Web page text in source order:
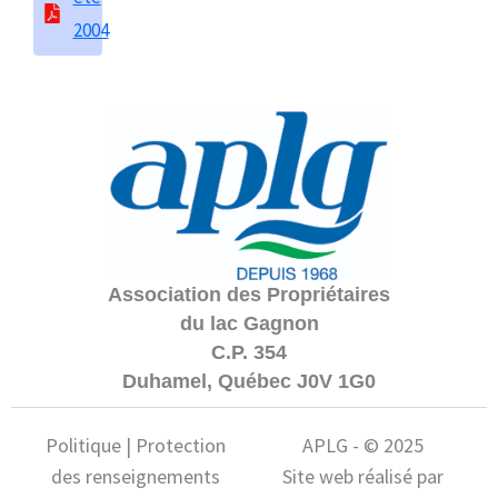
2004
Association des Propriétaires
du lac Gagnon
C.P. 354
Duhamel, Québec J0V 1G0
Politique | Protection
des renseignements
APLG - © 2025
Site web réalisé par